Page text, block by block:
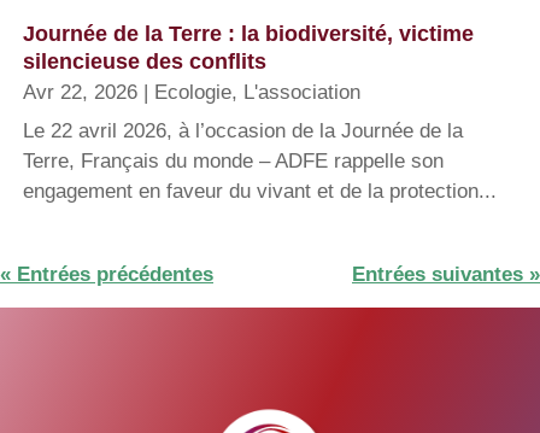
Journée de la Terre : la biodiversité, victime
silencieuse des conflits
Avr 22, 2026 Ecologie, L'association
Le 22 avril 2026, à l’occasion de la Journée de la
Terre, Français du monde – ADFE rappelle son
engagement en faveur du vivant et de la protection...
« Entrées précédentes Entrées suivantes »